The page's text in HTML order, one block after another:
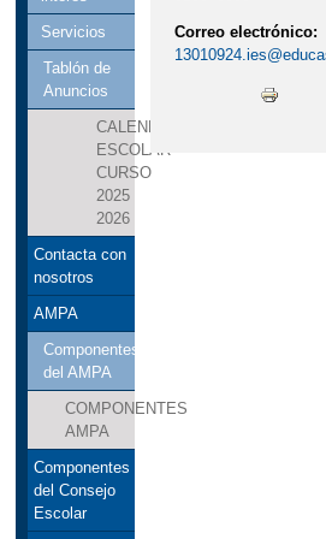
Servicios
Tablón de
Anuncios
CALENDARIO
ESCOLAR
CURSO
2025
2026
Contacta con
nosotros
AMPA
Componentes
del AMPA
COMPONENTES
AMPA
Componentes
del Consejo
Escolar
Correo electrónico: